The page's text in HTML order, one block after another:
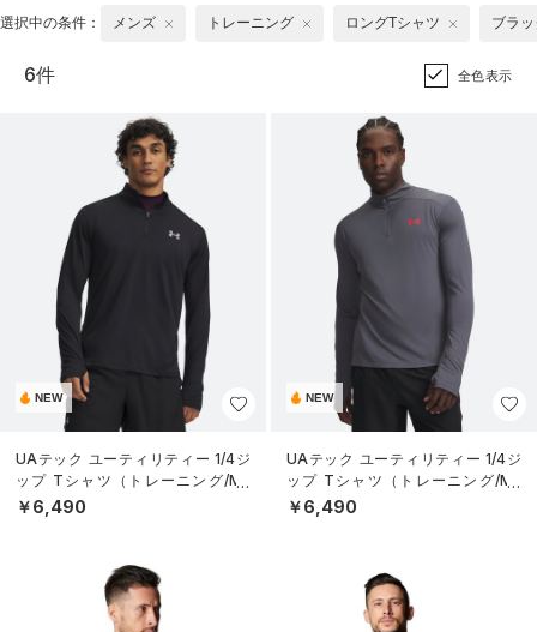
選択中の条件： メンズ トレーニング ロングTシャツ ブラ
6件 全色表示
NEW
UAテック ユーティリティー 1/4ジ
ップ Tシャツ（トレーニング/ME
N）
￥6,490
NEW
UAテック ユーティリティー 1/4ジ
ップ Tシャツ（トレーニング/ME
N）
￥6,490